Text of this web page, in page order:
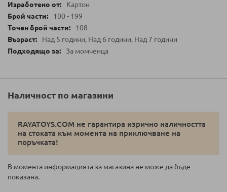
Картон
100 - 199
108
Над 5 години, Над 6 години, Над 7 години
За момченца
Наличност по магазини
RAYATOYS.COM не гарантира изрично наличността
на стоката към момента на приключване на
поръчката!
В момента информацията за магазина не може да бъде
показана.